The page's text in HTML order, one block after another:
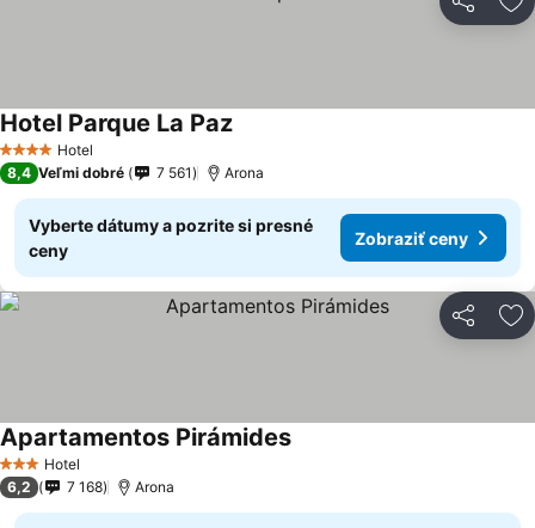
Zdieľať
4 Počet hviezdičiek
Hotel
Hotel Parque La Paz
8,4 Veľmi dobré 7 561 Arona
Vyberte dátumy a pozrite si presné
ceny
Zobraziť ceny
Zdieľať
3 Počet hviezdičiek
Hotel
Apartamentos Pirámides
6,2 7 168 Arona